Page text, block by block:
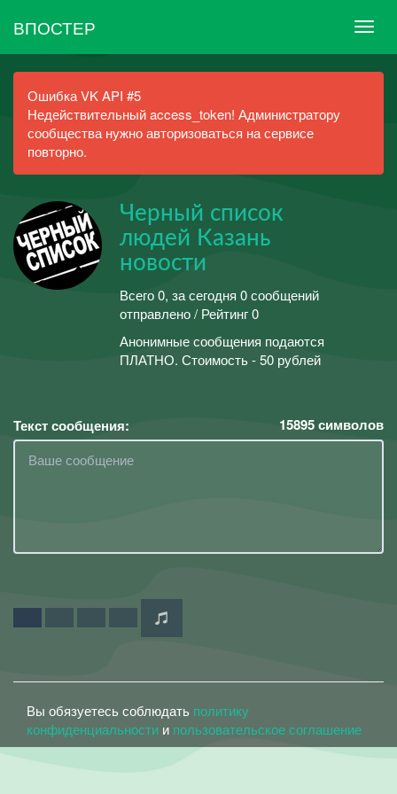
ВПОСТЕР
Ошибка VK API #5
Недействительный access_token! Администратору
сообщества нужно авторизоваться на сервисе
повторно.
Черный список
людей Казань
новости
Всего 0, за сегодня 0 сообщений
отправлено / Рейтинг 0
Анонимные сообщения подаются
ПЛАТНО. Стоимость - 50 рублей
Текст сообщения: 15895символов
Вы обязуетесь соблюдать политику
конфиденциальности и пользовательское соглашение